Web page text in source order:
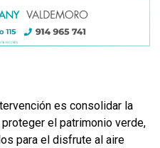
es consolidar la
el patrimonio verde,
para el disfrute al aire